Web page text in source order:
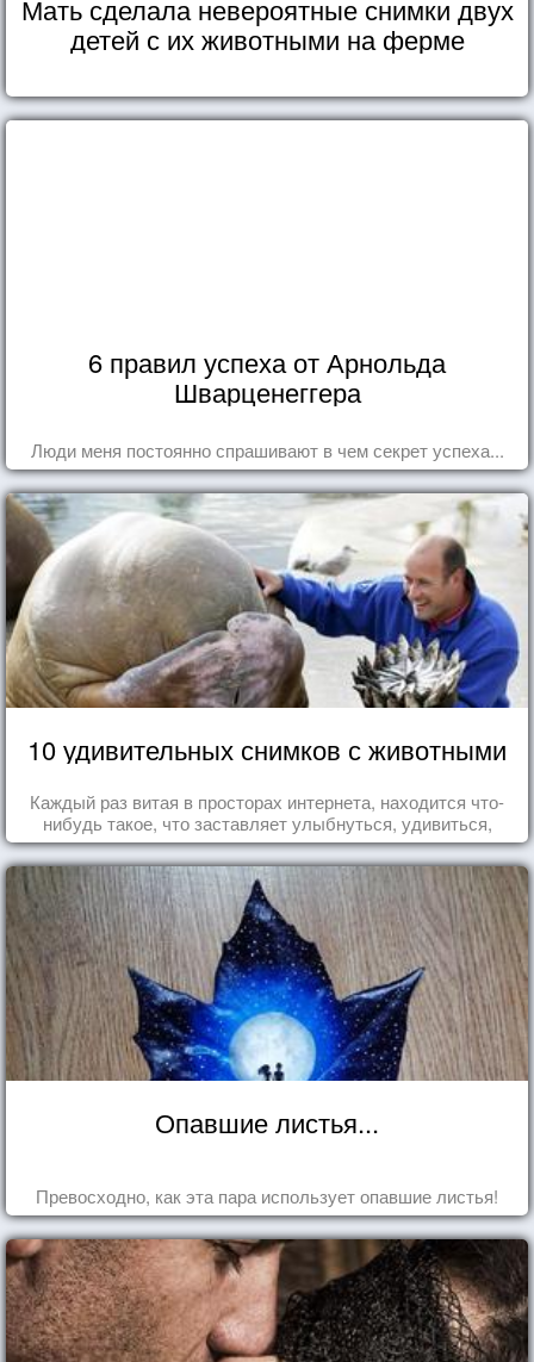
Мать сделала невероятные снимки двух
детей с их животными на ферме
6 правил успеха от Арнольда
Шварценеггера
Люди меня постоянно спрашивают в чем секрет успеха...
10 удивительных снимков с животными
Каждый раз витая в просторах интернета, находится что-
нибудь такое, что заставляет улыбнуться, удивиться,
восхититься...
Опавшие листья...
Превосходно, как эта пара использует опавшие листья!